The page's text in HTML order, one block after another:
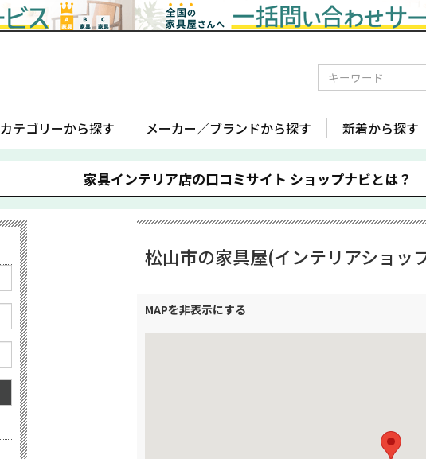
カテゴリーから探す メーカー／ブランドから探す 新着から探す
家具インテリア店の口コミサイト ショップナビとは？
松山市の家具屋(インテリアショッ